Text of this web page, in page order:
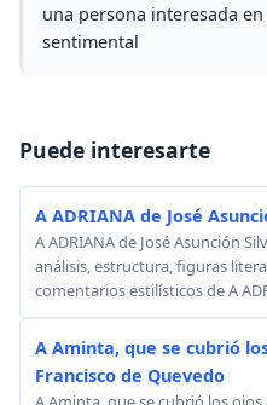
una persona interesada
sentimental
Puede interesarte
A ADRIANA de José
A ADRIANA de José Asunción
análisis, estructura, figuras
comentarios estilísticos de A
A Aminta, que se cubrió
Francisco de Quevedo